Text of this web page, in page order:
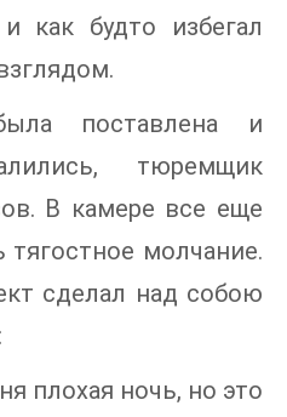
как будто избегал
поставлена и
тюремщик
В камере все еще
молчание.
сделал над собою
плохая ночь, но это